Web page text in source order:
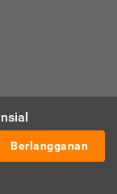
Berlangganan